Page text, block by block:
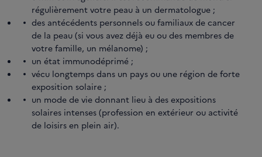
régulièrement votre peau à un dermatologue ;
des antécédents personnels ou familiaux de cancer
de la peau (si vous avez déjà eu ou des membres de
votre famille, un mélanome) ;
un état immunodéprimé ;
vécu longtemps dans un pays ou une région de forte
exposition solaire ;
un mode de vie donnant lieu à des expositions
solaires intenses (profession en extérieur ou activité
de loisirs en plein air).